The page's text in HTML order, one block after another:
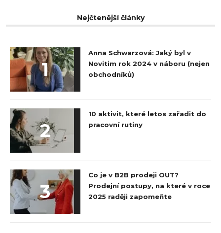
Nejčtenější články
1
Anna Schwarzová: Jaký byl v
Novitim rok 2024 v náboru (nejen
obchodníků)
2
10 aktivit, které letos zařadit do
pracovní rutiny
3
Co je v B2B prodeji OUT?
Prodejní postupy, na které v roce
2025 raději zapomeňte